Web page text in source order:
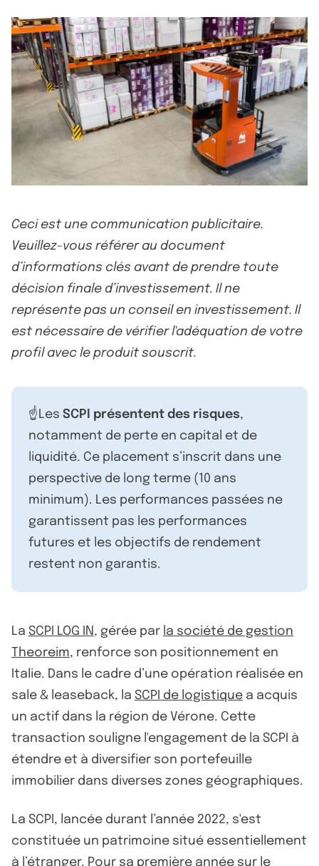
Ceci est une communication publicitaire.
Veuillez-vous référer au document
d’informations clés avant de prendre toute
décision finale d’investissement. Il ne
représente pas un conseil en investissement. Il
est nécessaire de vérifier l'adéquation de votre
profil avec le produit souscrit.
☝️Les SCPI présentent des risques,
notamment de perte en capital et de
liquidité. Ce placement s’inscrit dans une
perspective de long terme (10 ans
minimum). Les performances passées ne
garantissent pas les performances
futures et les objectifs de rendement
restent non garantis.
La SCPI LOG IN , gérée par la société de gestion
Theoreim, renforce son positionnement en
Italie. Dans le cadre d’une opération réalisée en
sale & leaseback, la SCPI de logistique a acquis
un actif dans la région de Vérone. Cette
transaction souligne l'engagement de la SCPI à
étendre et à diversifier son portefeuille
immobilier dans diverses zones géographiques.
La SCPI, lancée durant l’année 2022, s'est
constituée un patrimoine situé essentiellement
à l’étranger. Pour sa première année sur le